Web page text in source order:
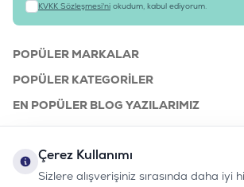
KVKK Sözleşmesi'ni okudum, kabul ediyorum.
POPÜLER MARKALAR
POPÜLER KATEGORILER
EN POPÜLER BLOG YAZILARIMIZ
KURUMSAL
Çerez Kullanımı
Sizlere alışverişiniz sırasında daha iyi